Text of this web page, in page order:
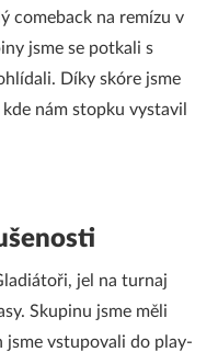
comeback na remízu v
jsme se potkali s
Díky skóre jsme
nám stopku vystavil
jel na turnaj
Skupinu jsme měli
jsme vstupovali do play-